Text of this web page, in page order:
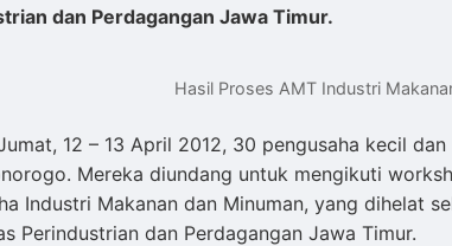
dan Perdagangan Jawa Timur.
Hasil Proses AMT Industri
12 – 13 April 2012, 30 pengusaha kecil
Mereka diundang untuk mengikuti
Industri Makanan dan Minuman, yang dihelat
Perindustrian dan Perdagangan Jawa Timur.